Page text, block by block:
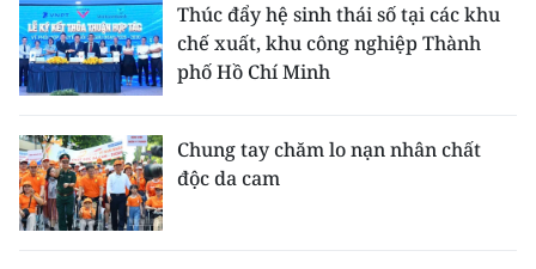
Thúc đẩy hệ sinh thái số tại các khu
chế xuất, khu công nghiệp Thành
phố Hồ Chí Minh
Chung tay chăm lo nạn nhân chất
độc da cam